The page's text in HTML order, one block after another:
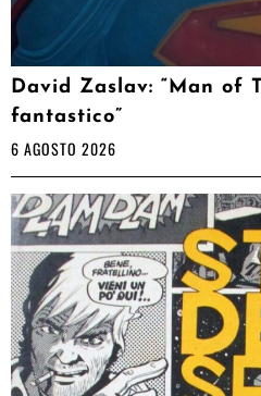
David Zaslav: “Man of
fantastico”
6 AGOSTO 2026